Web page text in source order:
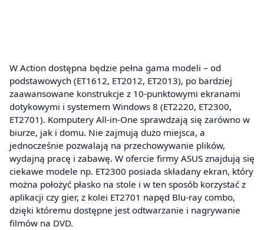
W Action dostępna będzie pełna gama modeli – od
podstawowych (ET1612, ET2012, ET2013), po bardziej
zaawansowane konstrukcje z 10-punktowymi ekranami
dotykowymi i systemem Windows 8 (ET2220, ET2300,
ET2701). Komputery All-in-One sprawdzają się zarówno w
biurze, jak i domu. Nie zajmują dużo miejsca, a
jednocześnie pozwalają na przechowywanie plików,
wydajną pracę i zabawę. W ofercie firmy ASUS znajdują się
ciekawe modele np. ET2300 posiada składany ekran, który
można położyć płasko na stole i w ten sposób korzystać z
aplikacji czy gier, z kolei ET2701 napęd Blu-ray combo,
dzięki któremu dostępne jest odtwarzanie i nagrywanie
filmów na DVD.